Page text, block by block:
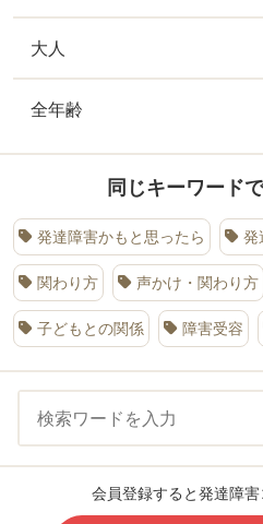
大人
全年齢
同じキーワード
発達障害かもと思ったら 発
関わり方 声かけ・関わり方
子どもとの関係 障害受容
会員登録すると発達障害